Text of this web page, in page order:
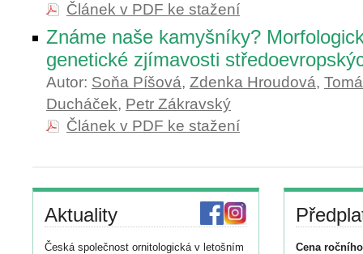
Článek v PDF ke stažení
Známe naše kamyšníky?
genetické zjímavosti
Autor: Soňa Píšová, Zdenka Hroudová,
Ducháček, Petr Zákravský
Článek v PDF ke stažení
Aktuality
Česká společnost ornitologická v letošním
Cena